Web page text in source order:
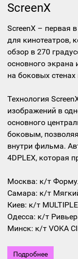
ScreenX
ScreenX – первая
для кинотеатров,
обзор в 270
основного экрана
на боковых стенах
Технология
изображений в
основного
боковым,
внутри фильма.
4DPLEX, которая
Москва: к/т
Самара: к/т
Киев: к/т
Одесса: к/т
Минск: к/т VOKA
Подробнее